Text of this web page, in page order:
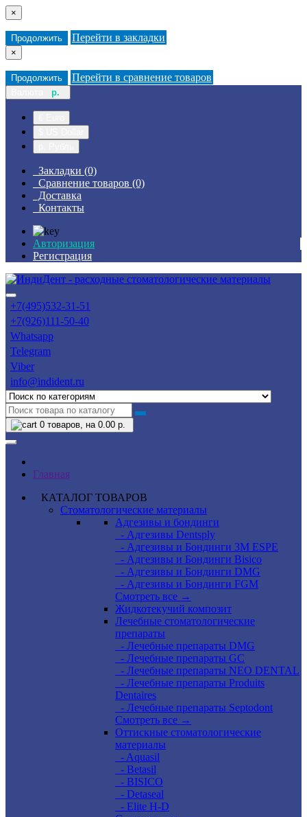
×
Продолжить Перейти в закладки
×
Продолжить Перейти в сравнение товаров
р.
Закладки (0)
Сравнение товаров (0)
Доставка
Контакты
Авторизация
Регистрация
+7(495)532-31-51
+7(926)111-50-40
Whatsapp
Telegram
Viber
info@indident.ru
0 товаров, на 0.00 р.
Главная
КАТАЛОГ ТОВАРОВ
Стоматологические материалы
Адгезивы и бондинги
- Адгезивы Dentsply
- Адгезивы и Бондинги 3M ESPE
- Адгезивы и Бондинги Bisico
- Адгезивы и Бондинги DMG
- Адгезивы и Бондинги FGM
Смотреть все →
Жидкотекучий композит
Лечебные стоматологические
препараты
- Лечебные препараты DMG
- Лечебные препараты GC
- Лечебные препараты NEO DENTAL
- Лечебные препараты Produits
Dentaires
- Лечебные препараты Septodont
Смотреть все →
Оттискные стоматологические
материалы
- Aquasil
- Betasil
- BISICO
- Detaseal
- Elite H-D